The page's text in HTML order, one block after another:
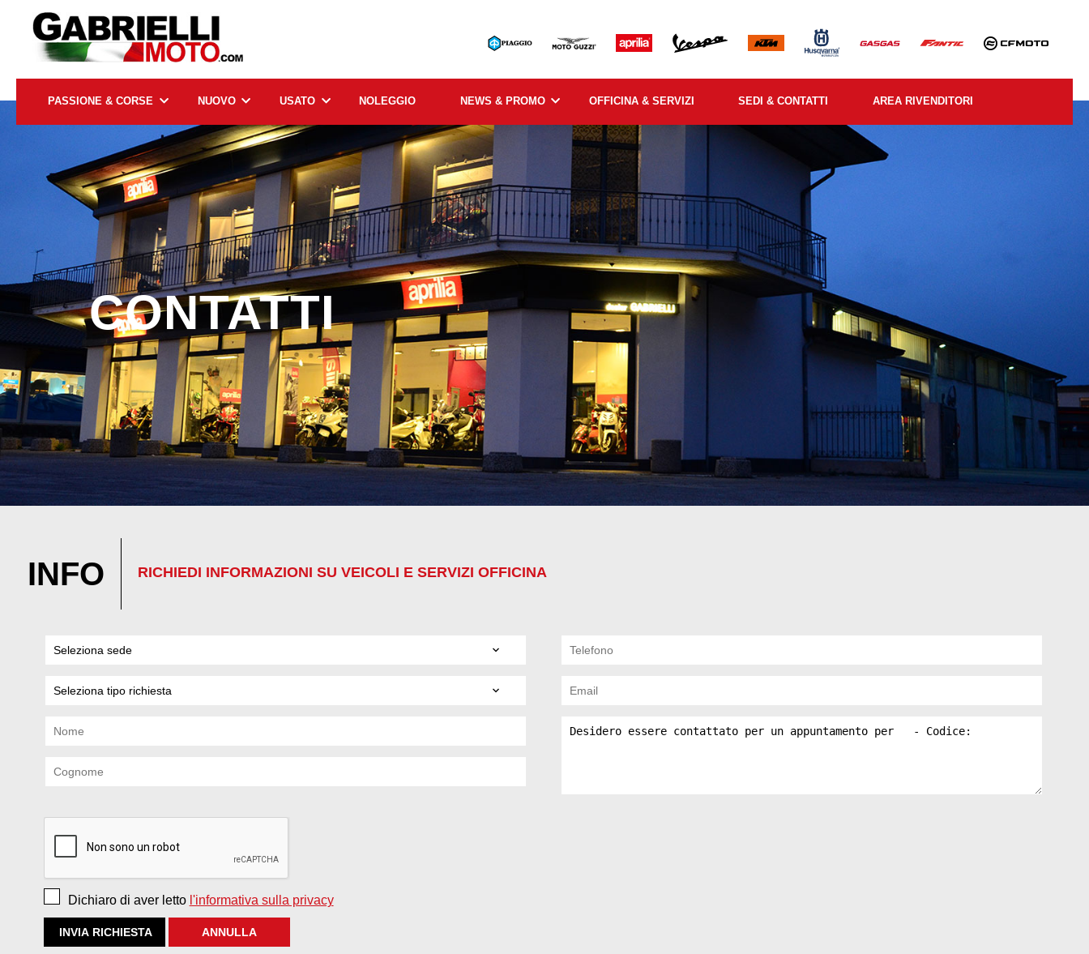
PASSIONE & CORSE NUOVO USATO NOLEGGIO NEWS & PROMO OFFICINA & SERVIZI SEDI & CONTATTI AREA RIVENDITORI
CONTATTI
INFO RICHIEDI INFORMAZIONI SU VEICOLI E SERVIZI OFFICINA
Dichiaro di aver letto l'informativa sulla privacy